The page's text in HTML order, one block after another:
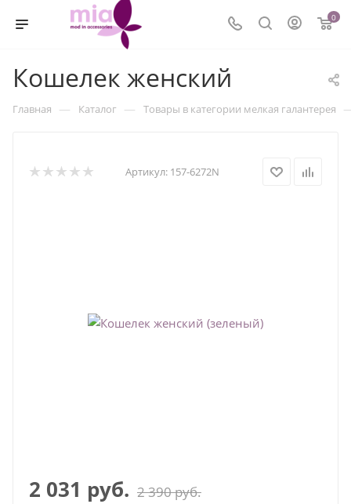
0
Кошелек женский
Главная — Каталог — Товары в категории мелкая галантерея
Артикул: 157-6272N
2 031 руб. 2 390руб.